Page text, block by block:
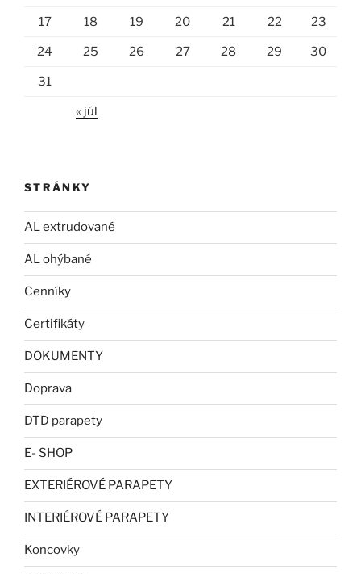
17 18 19 20 21 22 23
24 25 26 27 28 29 30
31
« júl
STRÁNKY
AL extrudované
AL ohýbané
Cenníky
Certifikáty
DOKUMENTY
Doprava
DTD parapety
E- SHOP
EXTERIÉROVÉ PARAPETY
INTERIÉROVÉ PARAPETY
Koncovky